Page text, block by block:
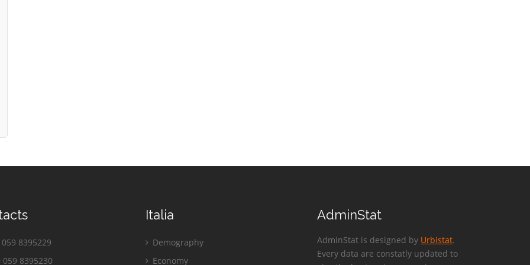
059 8395229
059 8395230
Italia
Demography
Economy
AdminStat
AdminStat is designed by Urbistat.
Every data are constatly updated to